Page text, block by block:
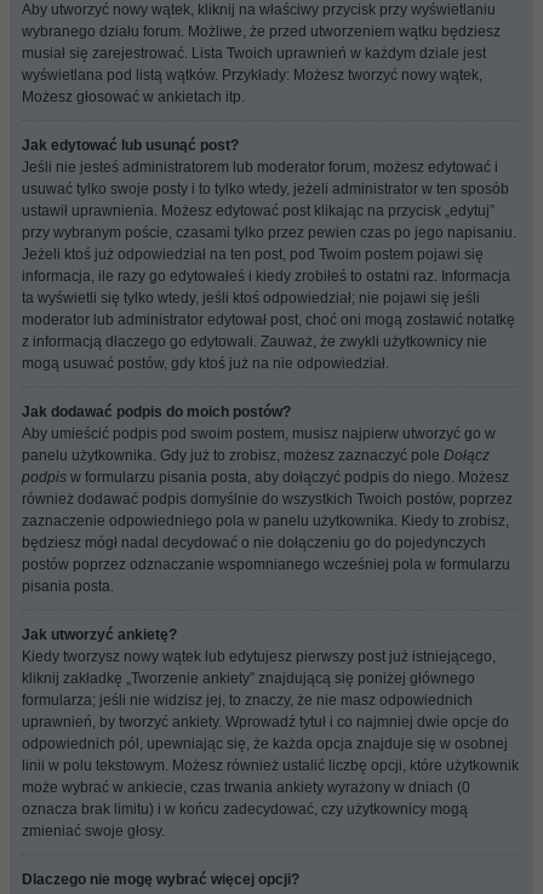
Aby utworzyć nowy wątek, kliknij na właściwy przycisk przy wyświetlaniu
wybranego działu forum. Możliwe, że przed utworzeniem wątku będziesz
musiał się zarejestrować. Lista Twoich uprawnień w każdym dziale jest
wyświetlana pod listą wątków. Przykłady: Możesz tworzyć nowy wątek,
Możesz głosować w ankietach itp.
Jak edytować lub usunąć post?
Jeśli nie jesteś administratorem lub moderator forum, możesz edytować i
usuwać tylko swoje posty i to tylko wtedy, jeżeli administrator w ten sposób
ustawił uprawnienia. Możesz edytować post klikając na przycisk „edytuj”
przy wybranym poście, czasami tylko przez pewien czas po jego napisaniu.
Jeżeli ktoś już odpowiedział na ten post, pod Twoim postem pojawi się
informacja, ile razy go edytowałeś i kiedy zrobiłeś to ostatni raz. Informacja
ta wyświetli się tylko wtedy, jeśli ktoś odpowiedział; nie pojawi się jeśli
moderator lub administrator edytował post, choć oni mogą zostawić notatkę
z informacją dlaczego go edytowali. Zauważ, że zwykli użytkownicy nie
mogą usuwać postów, gdy ktoś już na nie odpowiedział.
Jak dodawać podpis do moich postów?
Aby umieścić podpis pod swoim postem, musisz najpierw utworzyć go w
panelu użytkownika. Gdy już to zrobisz, możesz zaznaczyć pole Dołącz
podpis w formularzu pisania posta, aby dołączyć podpis do niego. Możesz
również dodawać podpis domyślnie do wszystkich Twoich postów, poprzez
zaznaczenie odpowiedniego pola w panelu użytkownika. Kiedy to zrobisz,
będziesz mógł nadal decydować o nie dołączeniu go do pojedynczych
postów poprzez odznaczanie wspomnianego wcześniej pola w formularzu
pisania posta.
Jak utworzyć ankietę?
Kiedy tworzysz nowy wątek lub edytujesz pierwszy post już istniejącego,
kliknij zakładkę „Tworzenie ankiety” znajdującą się poniżej głównego
formularza; jeśli nie widzisz jej, to znaczy, że nie masz odpowiednich
uprawnień, by tworzyć ankiety. Wprowadź tytuł i co najmniej dwie opcje do
odpowiednich pól, upewniając się, że każda opcja znajduje się w osobnej
linii w polu tekstowym. Możesz również ustalić liczbę opcji, które użytkownik
może wybrać w ankiecie, czas trwania ankiety wyrażony w dniach (0
oznacza brak limitu) i w końcu zadecydować, czy użytkownicy mogą
zmieniać swoje głosy.
Dlaczego nie mogę wybrać więcej opcji?